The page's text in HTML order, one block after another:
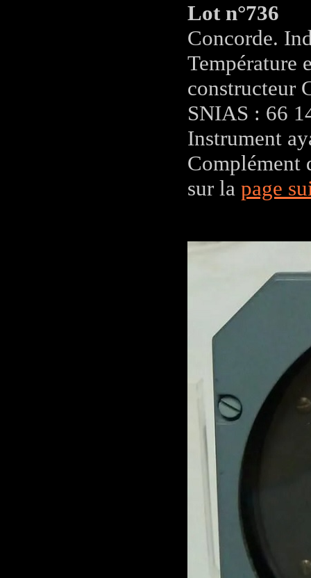
Lot n°736
Concorde.
Température
constructeur
SNIAS : 66
Instrument
Complément
sur la page